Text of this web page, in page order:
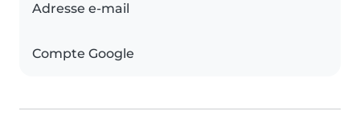
Adresse e-mail
Compte Google